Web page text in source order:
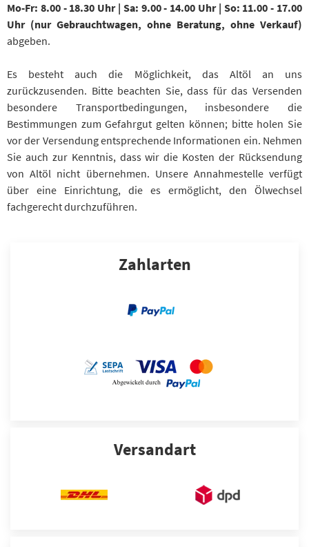
Mo-Fr: 8.00 - 18.30 Uhr | Sa: 9.00 - 14.00 Uhr | So: 11.00 - 17.00
Uhr (nur Gebrauchtwagen, ohne Beratung, ohne Verkauf)
abgeben.
Es besteht auch die Möglichkeit, das Altöl an uns
zurückzusenden. Bitte beachten Sie, dass für das Versenden
besondere Transportbedingungen, insbesondere die
Bestimmungen zum Gefahrgut gelten können; bitte holen Sie
vor der Versendung entsprechende Informationen ein. Nehmen
Sie auch zur Kenntnis, dass wir die Kosten der Rücksendung
von Altöl nicht übernehmen. Unsere Annahmestelle verfügt
über eine Einrichtung, die es ermöglicht, den Ölwechsel
fachgerecht durchzuführen.
Zahlarten
Versandart